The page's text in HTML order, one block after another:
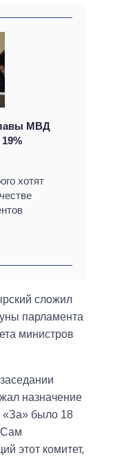
МВД
хотят
сложил
парламента
министров
назначение
«За» было 18
Сам
этот комитет,